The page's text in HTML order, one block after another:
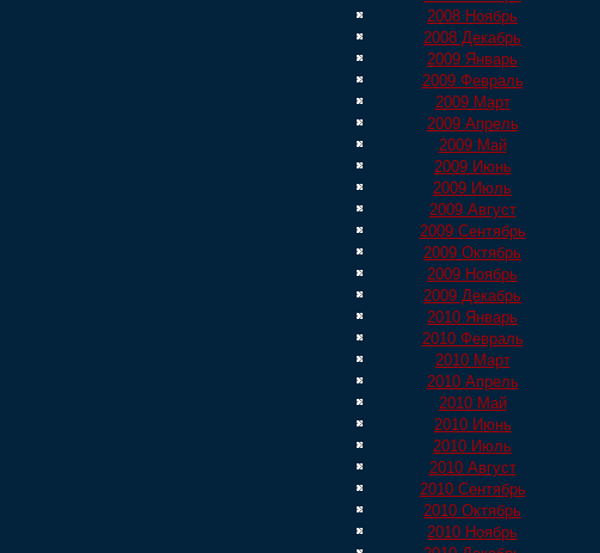
2008 Ноябрь
2008 Декабрь
2009 Январь
2009 Февраль
2009 Март
2009 Апрель
2009 Май
2009 Июнь
2009 Июль
2009 Август
2009 Сентябрь
2009 Октябрь
2009 Ноябрь
2009 Декабрь
2010 Январь
2010 Февраль
2010 Март
2010 Апрель
2010 Май
2010 Июнь
2010 Июль
2010 Август
2010 Сентябрь
2010 Октябрь
2010 Ноябрь